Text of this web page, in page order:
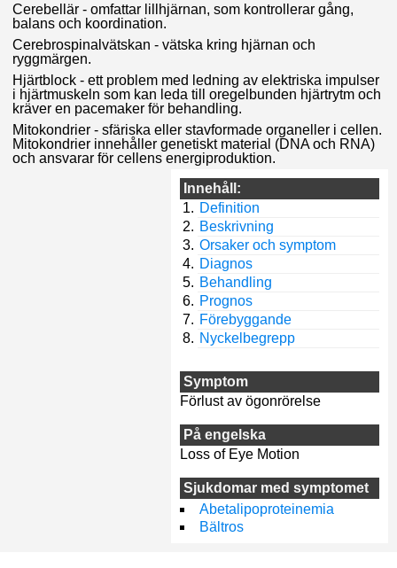
Cerebellär - omfattar lillhjärnan, som kontrollerar gång,
balans och koordination.
Cerebrospinalvätskan - vätska kring hjärnan och
ryggmärgen.
Hjärtblock - ett problem med ledning av elektriska impulser
i hjärtmuskeln som kan leda till oregelbunden hjärtrytm och
kräver en pacemaker för behandling.
Mitokondrier - sfäriska eller stavformade organeller i cellen.
Mitokondrier innehåller genetiskt material (DNA och RNA)
och ansvarar för cellens energiproduktion.
Innehåll:
Definition
Beskrivning
Orsaker och symptom
Diagnos
Behandling
Prognos
Förebyggande
Nyckelbegrepp
Symptom
Förlust av ögonrörelse
På engelska
Loss of Eye Motion
Sjukdomar med symptomet
Abetalipoproteinemia
Bältros